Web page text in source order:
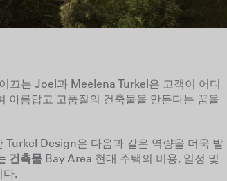
끄는 Joel과 Meelena Turkel은 고객이 어디
아름답고 고품질의 건축물을 만든다는 꿈을
Turkel Design은 다음과 같은 역량을 더욱 발
건축물 Bay Area 현대 주택의 비용, 일정 및
다.